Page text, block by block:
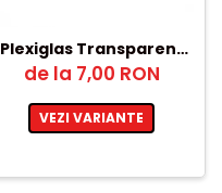
Plexiglas Transparent
12mm – 500x1000mm
de la 7,00 RON
VEZI VARIANTE